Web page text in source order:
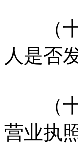
（十
人是否
（十
营业执